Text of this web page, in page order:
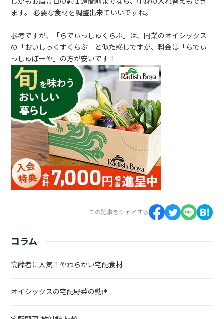
ます。 必要な食材を調整出来ていいですね。
参考ですが、「らでぃっしゅくらぶ」は、同業のオイシックス
の「おいしっくすくらぶ」と似た感じですが、料金は「らでぃ
っしゅぼーや」の方が安いです！
この記事をシェアする
コラム
高齢者に人気！やわらかい宅配食材
オイシックスの宅配野菜の動画